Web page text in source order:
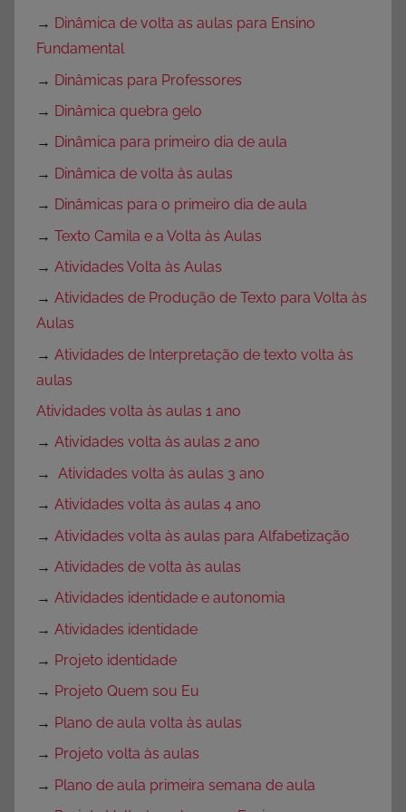
→ Dinâmica de volta as aulas para Ensino
Fundamental
→ Dinâmicas para Professores
→ Dinâmica quebra gelo
→ Dinâmica para primeiro dia de aula
→ Dinâmica de volta às aulas
→ Dinâmicas para o primeiro dia de aula
→ Texto Camila e a Volta às Aulas
→ Atividades Volta às Aulas
→ Atividades de Produção de Texto para Volta às
Aulas
→ Atividades de Interpretação de texto volta às
aulas
Atividades volta às aulas 1 ano
→ Atividades volta às aulas 2 ano
→ Atividades volta às aulas 3 ano
→ Atividades volta às aulas 4 ano
→ Atividades volta às aulas para Alfabetização
→ Atividades de volta às aulas
→ Atividades identidade e autonomia
→ Atividades identidade
→ Projeto identidade
→ Projeto Quem sou Eu
→ Plano de aula volta às aulas
→ Projeto volta às aulas
→ Plano de aula primeira semana de aula